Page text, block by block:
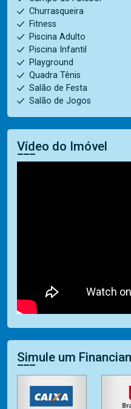
Churrasqueira
Fitness
Piscina Adulto
Piscina Infantil
Playground
Quadra Tênis
Salão de Festa
Salão de Jogos
Vídeo do Imóvel
Simule um